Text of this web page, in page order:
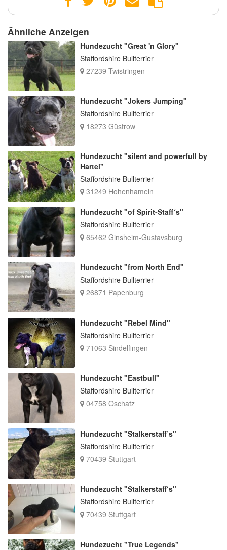
Ähnliche Anzeigen
Hundezucht "Great 'n Glory"
Staffordshire Bullterrier
27239 Twistringen
Hundezucht "Jokers Jumping"
Staffordshire Bullterrier
18273 Güstrow
Hundezucht "silent and powerfull by
Hartel"
Staffordshire Bullterrier
31249 Hohenhameln
Hundezucht "of Spirit-Staff´s"
Staffordshire Bullterrier
65462 Ginsheim-Gustavsburg
Hundezucht "from North End"
Staffordshire Bullterrier
26871 Papenburg
Hundezucht "Rebel Mind"
Staffordshire Bullterrier
71063 Sindelfingen
Hundezucht "Eastbull"
Staffordshire Bullterrier
04758 Oschatz
Hundezucht "Stalkerstaff’s"
Staffordshire Bullterrier
70439 Stuttgart
Hundezucht "Stalkerstaff‘s"
Staffordshire Bullterrier
70439 Stuttgart
Hundezucht "True Legends"